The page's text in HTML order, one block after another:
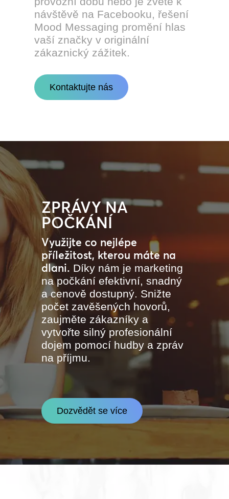
návštěvě na Facebooku, řešení
Mood Messaging promění hlas
vaší značky v originální
zákaznický zážitek.
Kontaktujte nás
ZPRÁVY NA
POČKÁNÍ
Využijte co nejlépe
příležitost, kterou máte na
dlani. Díky nám je marketing
na počkání efektivní, snadný
a cenově dostupný. Snižte
počet zavěšených hovorů,
zaujměte zákazníky a
vytvořte silný profesionální
dojem pomocí hudby a zpráv
na příjmu.
Dozvědět se více